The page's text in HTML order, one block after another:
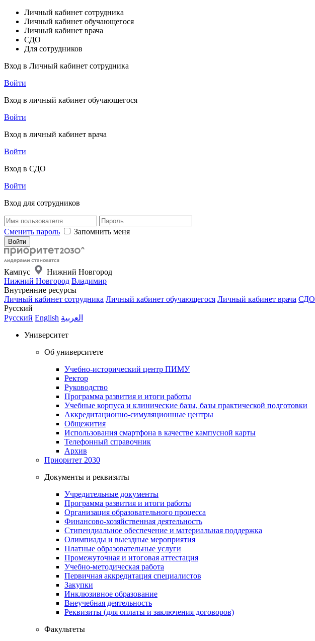
Личный кабинет сотрудника
Личный кабинет обучающегося
Личный кабинет врача
СДО
Для сотрудников
Вход в Личный кабинет сотрудника
Войти
Вход в личный кабинет обучающегося
Войти
Вход в личный кабинет врача
Войти
Вход в СДО
Войти
Вход для сотрудников
Сменить пароль Запомнить меня
Кампус
Нижний Новгород
Нижний Новгород Владимир
Внутренние ресурсы
Личный кабинет сотрудника Личный кабинет обучающегося Личный кабинет врача СДО
Русский
Русский English العربية
Университет
Об университете
Учебно-исторический центр ПИМУ
Ректор
Руководство
Программа развития и итоги работы
Учебные корпуса и клинические базы, базы практической подготовки
Аккредитационно-симуляционные центры
Общежития
Использования смартфона в качестве кампусной карты
Телефонный справочник
Архив
Приоритет 2030
Документы и реквизиты
Учредительные документы
Программа развития и итоги работы
Организация образовательного процесса
Финансово-хозяйственная деятельность
Стипендиальное обеспечение и материальная поддержка
Олимпиады и выездные мероприятия
Платные образовательные услуги
Промежуточная и итоговая аттестация
Учебно-методическая работа
Первичная аккредитация специалистов
Закупки
Инклюзивное образование
Внеучебная деятельность
Реквизиты (для оплаты и заключения договоров)
Факультеты